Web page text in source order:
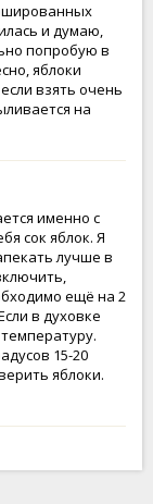
и думаю,
попробую в
яблоки
взять очень
на
именно с
сок яблок. Я
лучше в
ещё на 2
в духовке
15-20
яблоки.